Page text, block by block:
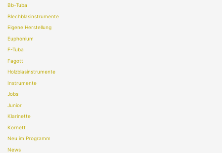
Bb-Tuba
Blechblasinstrumente
Eigene Herstellung
Euphonium
F-Tuba
Fagott
Holzblasinstrumente
Instrumente
Jobs
Junior
Klarinette
Kornett
Neu im Programm
News